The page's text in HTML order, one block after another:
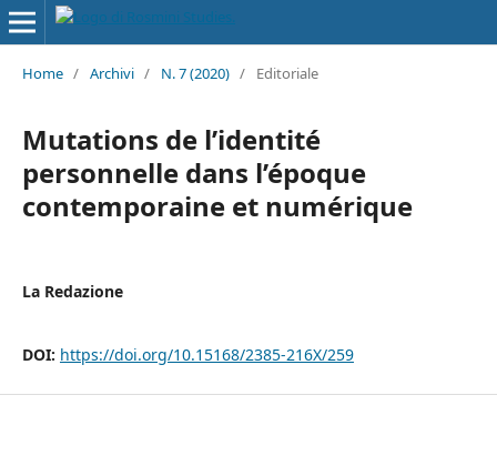
Home / Archivi / N. 7 (2020) / Editoriale
Mutations de l’identité
personnelle dans l’époque
contemporaine et numérique
La Redazione
DOI: https://doi.org/10.15168/2385-216X/259